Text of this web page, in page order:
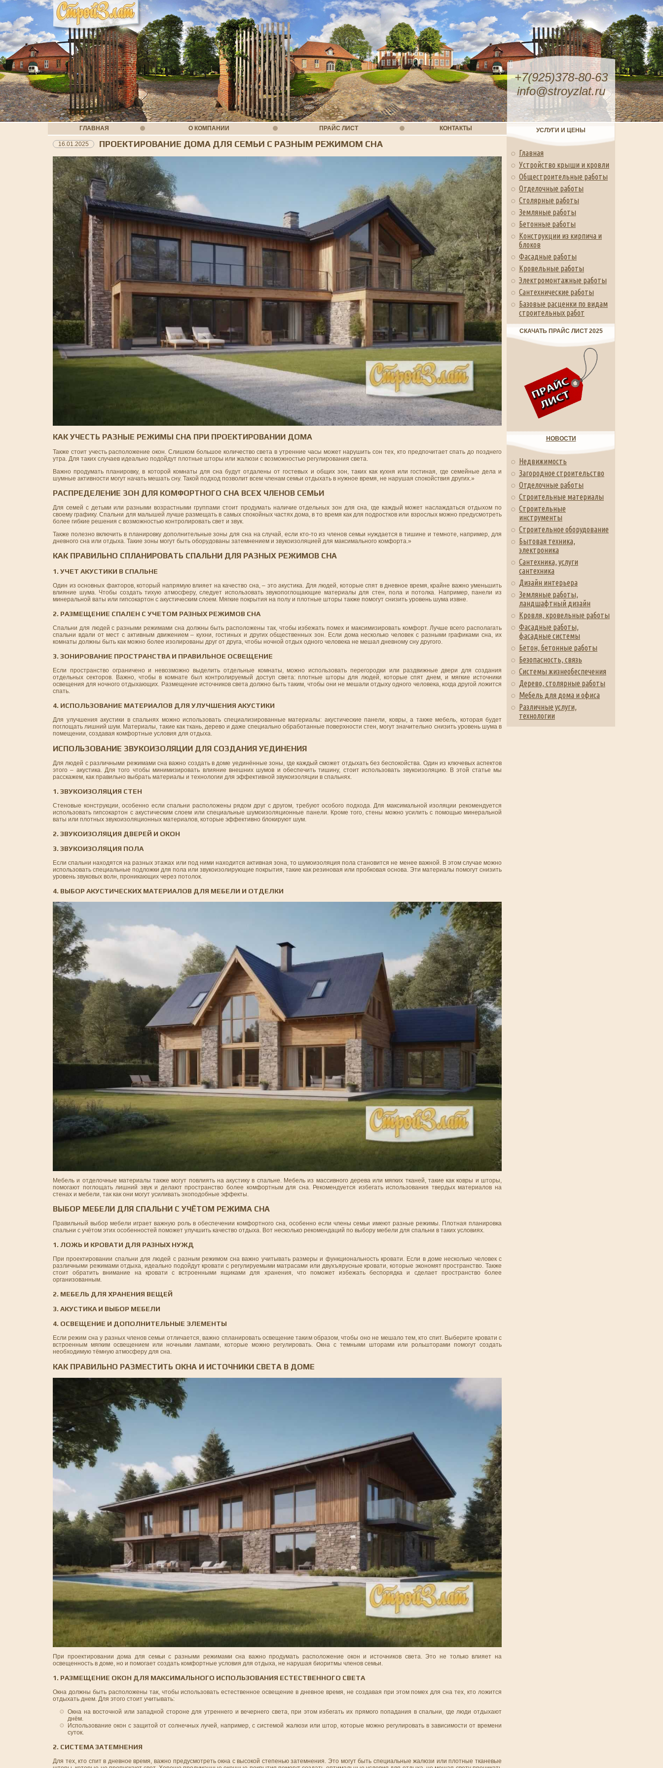
+7(925)378-80-63
info@stroyzlat.ru
ГЛАВНАЯ О КОМПАНИИ ПРАЙС ЛИСТ КОНТАКТЫ
16.01.2025 ПРОЕКТИРОВАНИЕ ДОМА ДЛЯ СЕМЬИ С РАЗНЫМ РЕЖИМОМ СНА
КАК УЧЕСТЬ РАЗНЫЕ РЕЖИМЫ СНА ПРИ ПРОЕКТИРОВАНИИ ДОМА
Также стоит учесть расположение окон. Слишком большое количество света в утренние часы может нарушить сон тех, кто предпочитает спать до позднего
утра. Для таких случаев идеально подойдут плотные шторы или жалюзи с возможностью регулирования света.
Важно продумать планировку, в которой комнаты для сна будут отдалены от гостевых и общих зон, таких как кухня или гостиная, где семейные дела и
шумные активности могут начать мешать сну. Такой подход позволит всем членам семьи отдыхать в нужное время, не нарушая спокойствия других.»
РАСПРЕДЕЛЕНИЕ ЗОН ДЛЯ КОМФОРТНОГО СНА ВСЕХ ЧЛЕНОВ СЕМЬИ
Для семей с детьми или разными возрастными группами стоит продумать наличие отдельных зон для сна, где каждый может наслаждаться отдыхом по
своему графику. Спальни для малышей лучше размещать в самых спокойных частях дома, в то время как для подростков или взрослых можно предусмотреть
более гибкие решения с возможностью контролировать свет и звук.
Также полезно включить в планировку дополнительные зоны для сна на случай, если кто-то из членов семьи нуждается в тишине и темноте, например, для
дневного сна или отдыха. Такие зоны могут быть оборудованы затемнением и звукоизоляцией для максимального комфорта.»
КАК ПРАВИЛЬНО СПЛАНИРОВАТЬ СПАЛЬНИ ДЛЯ РАЗНЫХ РЕЖИМОВ СНА
1. УЧЕТ АКУСТИКИ В СПАЛЬНЕ
Один из основных факторов, который напрямую влияет на качество сна, – это акустика. Для людей, которые спят в дневное время, крайне важно уменьшить
влияние шума. Чтобы создать тихую атмосферу, следует использовать звукопоглощающие материалы для стен, пола и потолка. Например, панели из
минеральной ваты или гипсокартон с акустическим слоем. Мягкие покрытия на полу и плотные шторы также помогут снизить уровень шума извне.
2. РАЗМЕЩЕНИЕ СПАЛЕН С УЧЕТОМ РАЗНЫХ РЕЖИМОВ СНА
Спальни для людей с разными режимами сна должны быть расположены так, чтобы избежать помех и максимизировать комфорт. Лучше всего располагать
спальни вдали от мест с активным движением – кухни, гостиных и других общественных зон. Если дома несколько человек с разными графиками сна, их
комнаты должны быть как можно более изолированы друг от друга, чтобы ночной отдых одного человека не мешал дневному сну другого.
3. ЗОНИРОВАНИЕ ПРОСТРАНСТВА И ПРАВИЛЬНОЕ ОСВЕЩЕНИЕ
Если пространство ограничено и невозможно выделить отдельные комнаты, можно использовать перегородки или раздвижные двери для создания
отдельных секторов. Важно, чтобы в комнате был контролируемый доступ света: плотные шторы для людей, которые спят днем, и мягкие источники
освещения для ночного отдыхающих. Размещение источников света должно быть таким, чтобы они не мешали отдыху одного человека, когда другой ложится
спать.
4. ИСПОЛЬЗОВАНИЕ МАТЕРИАЛОВ ДЛЯ УЛУЧШЕНИЯ АКУСТИКИ
Для улучшения акустики в спальнях можно использовать специализированные материалы: акустические панели, ковры, а также мебель, которая будет
поглощать лишний шум. Материалы, такие как ткань, дерево и даже специально обработанные поверхности стен, могут значительно снизить уровень шума в
помещении, создавая комфортные условия для отдыха.
ИСПОЛЬЗОВАНИЕ ЗВУКОИЗОЛЯЦИИ ДЛЯ СОЗДАНИЯ УЕДИНЕНИЯ
Для людей с различными режимами сна важно создать в доме уединённые зоны, где каждый сможет отдыхать без беспокойства. Один из ключевых аспектов
этого – акустика. Для того чтобы минимизировать влияние внешних шумов и обеспечить тишину, стоит использовать звукоизоляцию. В этой статье мы
расскажем, как правильно выбрать материалы и технологии для эффективной звукоизоляции в спальнях.
1. ЗВУКОИЗОЛЯЦИЯ СТЕН
Стеновые конструкции, особенно если спальни расположены рядом друг с другом, требуют особого подхода. Для максимальной изоляции рекомендуется
использовать гипсокартон с акустическим слоем или специальные шумоизоляционные панели. Кроме того, стены можно усилить с помощью минеральной
ваты или плотных звукоизоляционных материалов, которые эффективно блокируют шум.
2. ЗВУКОИЗОЛЯЦИЯ ДВЕРЕЙ И ОКОН
3. ЗВУКОИЗОЛЯЦИЯ ПОЛА
Если спальни находятся на разных этажах или под ними находится активная зона, то шумоизоляция пола становится не менее важной. В этом случае можно
использовать специальные подложки для пола или звукоизолирующие покрытия, такие как резиновая или пробковая основа. Эти материалы помогут снизить
уровень звуковых волн, проникающих через потолок.
4. ВЫБОР АКУСТИЧЕСКИХ МАТЕРИАЛОВ ДЛЯ МЕБЕЛИ И ОТДЕЛКИ
Мебель и отделочные материалы также могут повлиять на акустику в спальне. Мебель из массивного дерева или мягких тканей, такие как ковры и шторы,
помогают поглощать лишний звук и делают пространство более комфортным для сна. Рекомендуется избегать использования твердых материалов на
стенах и мебели, так как они могут усиливать эхоподобные эффекты.
ВЫБОР МЕБЕЛИ ДЛЯ СПАЛЬНИ С УЧЁТОМ РЕЖИМА СНА
Правильный выбор мебели играет важную роль в обеспечении комфортного сна, особенно если члены семьи имеют разные режимы. Плотная планировка
спальни с учётом этих особенностей поможет улучшить качество отдыха. Вот несколько рекомендаций по выбору мебели для спальни в таких условиях.
1. ЛОЖЬ И КРОВАТИ ДЛЯ РАЗНЫХ НУЖД
При проектировании спальни для людей с разным режимом сна важно учитывать размеры и функциональность кровати. Если в доме несколько человек с
различными режимами отдыха, идеально подойдут кровати с регулируемыми матрасами или двухъярусные кровати, которые экономят пространство. Также
стоит обратить внимание на кровати с встроенными ящиками для хранения, что поможет избежать беспорядка и сделает пространство более
организованным.
2. МЕБЕЛЬ ДЛЯ ХРАНЕНИЯ ВЕЩЕЙ
3. АКУСТИКА И ВЫБОР МЕБЕЛИ
4. ОСВЕЩЕНИЕ И ДОПОЛНИТЕЛЬНЫЕ ЭЛЕМЕНТЫ
Если режим сна у разных членов семьи отличается, важно спланировать освещение таким образом, чтобы оно не мешало тем, кто спит. Выберите кровати с
встроенным мягким освещением или ночными лампами, которые можно регулировать. Окна с темными шторами или рольшторами помогут создать
необходимую тёмную атмосферу для сна.
КАК ПРАВИЛЬНО РАЗМЕСТИТЬ ОКНА И ИСТОЧНИКИ СВЕТА В ДОМЕ
При проектировании дома для семьи с разными режимами сна важно продумать расположение окон и источников света. Это не только влияет на
освещенность в доме, но и помогает создать комфортные условия для отдыха, не нарушая биоритмы членов семьи.
1. РАЗМЕЩЕНИЕ ОКОН ДЛЯ МАКСИМАЛЬНОГО ИСПОЛЬЗОВАНИЯ ЕСТЕСТВЕННОГО СВЕТА
Окна должны быть расположены так, чтобы использовать естественное освещение в дневное время, не создавая при этом помех для сна тех, кто ложится
отдыхать днем. Для этого стоит учитывать:
Окна на восточной или западной стороне для утреннего и вечернего света, при этом избегать их прямого попадания в спальни, где люди отдыхают
днём.
Использование окон с защитой от солнечных лучей, например, с системой жалюзи или штор, которые можно регулировать в зависимости от времени
суток.
2. СИСТЕМА ЗАТЕМНЕНИЯ
Для тех, кто спит в дневное время, важно предусмотреть окна с высокой степенью затемнения. Это могут быть специальные жалюзи или плотные тканевые
УСЛУГИ И ЦЕНЫ
Главная
Устройство крыши и кровли
Общестроительные работы
Отделочные работы
Столярные работы
Земляные работы
Бетонные работы
Конструкции из кирпича и
блоков
Фасадные работы
Кровельные работы
Электромонтажные работы
Сантехнические работы
Базовые расценки по видам
строительных работ
СКАЧАТЬ ПРАЙС ЛИСТ 2025
НОВОСТИ
Недвижимость
Загородное строительство
Отделочные работы
Строительные материалы
Строительные
инструменты
Строительное оборудование
Бытовая техника,
электроника
Сантехника, услуги
сантехника
Дизайн интерьера
Земляные работы,
ландшафтный дизайн
Кровля, кровельные работы
Фасадные работы,
фасадные системы
Бетон, бетонные работы
Безопасность, связь
Системы жизнеобеспечения
Дерево, столярные работы
Мебель для дома и офиса
Различные услуги,
технологии